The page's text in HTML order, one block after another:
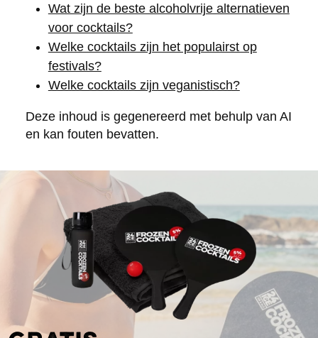
Wat zijn de beste alcoholvrije alternatieven
voor cocktails?
Welke cocktails zijn het populairst op
festivals?
Welke cocktails zijn veganistisch?
Deze inhoud is gegenereerd met behulp van AI
en kan fouten bevatten.